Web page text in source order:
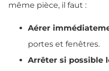
même pièce, il faut :
Aérer
portes et fenêtres.
Arrêter si possible